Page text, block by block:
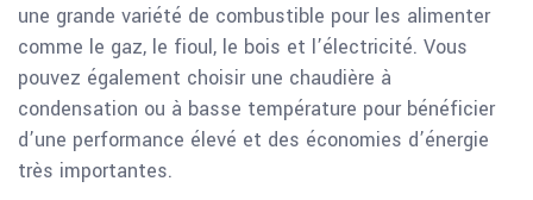
une grande variété de combustible pour les alimenter
comme le gaz, le fioul, le bois et l’électricité. Vous
pouvez également choisir une chaudière à
condensation ou à basse température pour bénéficier
d’une performance élevé et des économies d’énergie
très importantes.